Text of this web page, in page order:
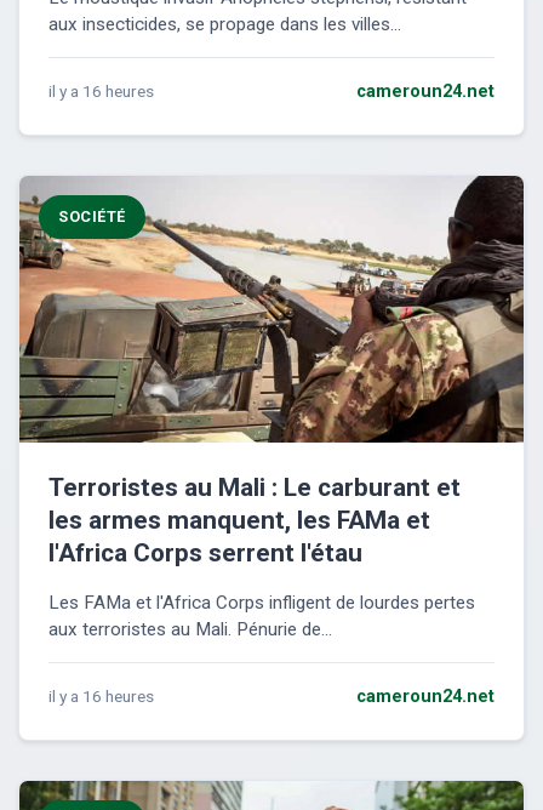
aux insecticides, se propage dans les villes...
il y a 16 heures cameroun24.net
SOCIÉTÉ
Terroristes au Mali : Le carburant et
les armes manquent, les FAMa et
l'Africa Corps serrent l'étau
Les FAMa et l'Africa Corps infligent de lourdes pertes
aux terroristes au Mali. Pénurie de...
il y a 16 heures cameroun24.net